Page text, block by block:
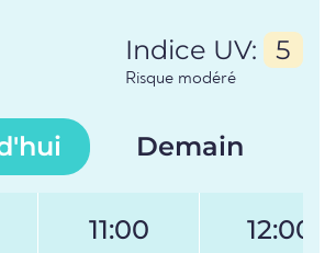
Indice UV: 5
Risque modéré
Demain
11:00 12:00